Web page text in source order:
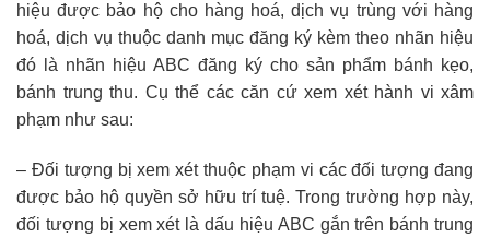
hiệu được bảo hộ cho hàng hoá, dịch vụ trùng với hàng
hoá, dịch vụ thuộc danh mục đăng ký kèm theo nhãn hiệu
đó là nhãn hiệu ABC đăng ký cho sản phẩm bánh kẹo,
bánh trung thu. Cụ thể các căn cứ xem xét hành vi xâm
phạm như sau:
– Đối tượng bị xem xét thuộc phạm vi các đối tượng đang
được bảo hộ quyền sở hữu trí tuệ. Trong trường hợp này,
đối tượng bị xem xét là dấu hiệu ABC gắn trên bánh trung